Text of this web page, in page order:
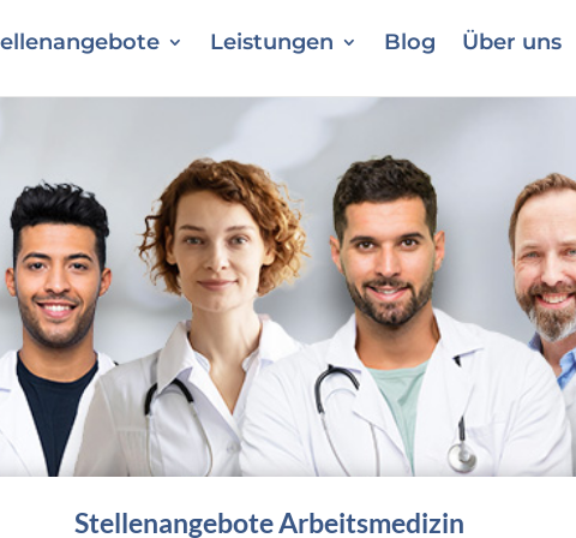
Leistungen Blog Über uns
Stellenangebote Arbeitsmedizin